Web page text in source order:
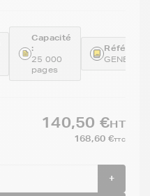
Capacité
:
25 000
pages
140,50 €HT
168,60 €TTC
+